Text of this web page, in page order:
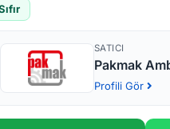
SATICI
Pakmak
Profili Gör